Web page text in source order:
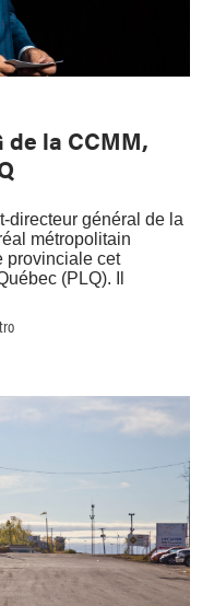
de la CCMM,
directeur général de la
métropolitain
provinciale cet
(PLQ). Il